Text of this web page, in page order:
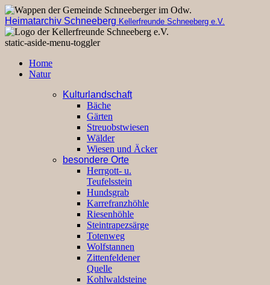
Heimatarchiv Schneeberg Kellerfreunde Schneeberg e.V.
static-aside-menu-toggler
Home
Natur
Kulturlandschaft
Bäche
Gärten
Streuobstwiesen
Wälder
Wiesen und Äcker
besondere Orte
Herrgott- u.
Teufelsstein
Hundsgrab
Karrefranzhöhle
Riesenhöhle
Steintrapezsärge
Totenweg
Wolfstannen
Zittenfeldener
Quelle
Kohlwaldsteine